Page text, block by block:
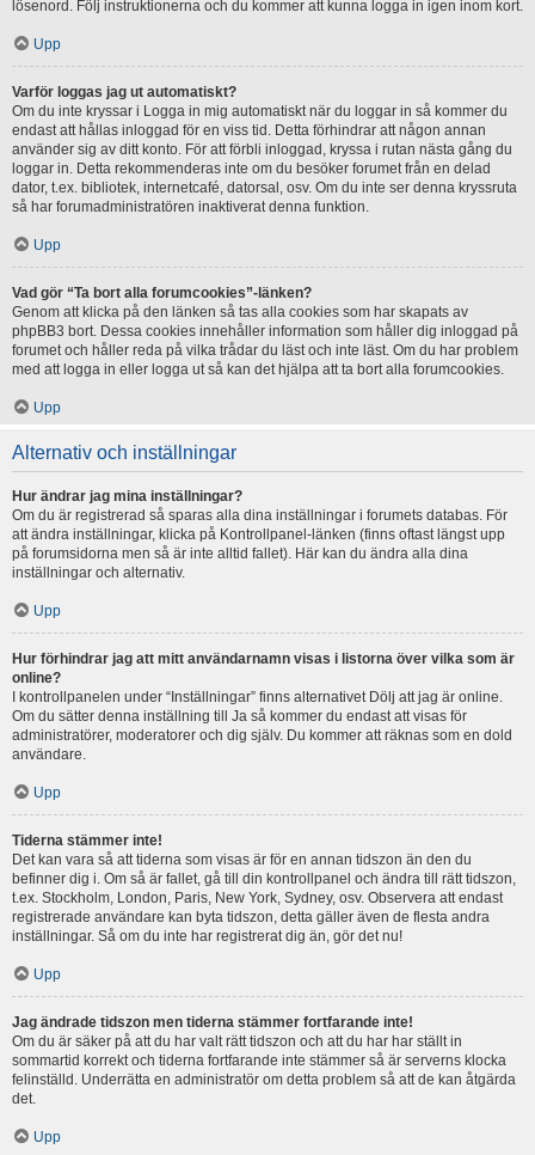
lösenord. Följ instruktionerna och du kommer att kunna logga in igen inom kort.
Upp
Varför loggas jag ut automatiskt?
Om du inte kryssar i Logga in mig automatiskt när du loggar in så kommer du
endast att hållas inloggad för en viss tid. Detta förhindrar att någon annan
använder sig av ditt konto. För att förbli inloggad, kryssa i rutan nästa gång du
loggar in. Detta rekommenderas inte om du besöker forumet från en delad
dator, t.ex. bibliotek, internetcafé, datorsal, osv. Om du inte ser denna kryssruta
så har forumadministratören inaktiverat denna funktion.
Upp
Vad gör “Ta bort alla forumcookies”-länken?
Genom att klicka på den länken så tas alla cookies som har skapats av
phpBB3 bort. Dessa cookies innehåller information som håller dig inloggad på
forumet och håller reda på vilka trådar du läst och inte läst. Om du har problem
med att logga in eller logga ut så kan det hjälpa att ta bort alla forumcookies.
Upp
Alternativ och inställningar
Hur ändrar jag mina inställningar?
Om du är registrerad så sparas alla dina inställningar i forumets databas. För
att ändra inställningar, klicka på Kontrollpanel-länken (finns oftast längst upp
på forumsidorna men så är inte alltid fallet). Här kan du ändra alla dina
inställningar och alternativ.
Upp
Hur förhindrar jag att mitt användarnamn visas i listorna över vilka som är
online?
I kontrollpanelen under “Inställningar” finns alternativet Dölj att jag är online.
Om du sätter denna inställning till Ja så kommer du endast att visas för
administratörer, moderatorer och dig själv. Du kommer att räknas som en dold
användare.
Upp
Tiderna stämmer inte!
Det kan vara så att tiderna som visas är för en annan tidszon än den du
befinner dig i. Om så är fallet, gå till din kontrollpanel och ändra till rätt tidszon,
t.ex. Stockholm, London, Paris, New York, Sydney, osv. Observera att endast
registrerade användare kan byta tidszon, detta gäller även de flesta andra
inställningar. Så om du inte har registrerat dig än, gör det nu!
Upp
Jag ändrade tidszon men tiderna stämmer fortfarande inte!
Om du är säker på att du har valt rätt tidszon och att du har har ställt in
sommartid korrekt och tiderna fortfarande inte stämmer så är serverns klocka
felinställd. Underrätta en administratör om detta problem så att de kan åtgärda
det.
Upp